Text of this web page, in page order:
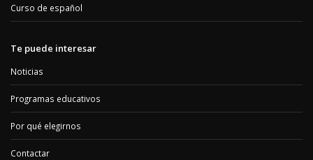
Curso de español
Te puede interesar
Noticias
Programas educativos
Por qué elegirnos
Contactar